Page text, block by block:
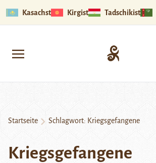
Kasachstan Kirgistan Tadschikistan
Startseite Schlagwort: Kriegsgefangene
Kriegsgefangene